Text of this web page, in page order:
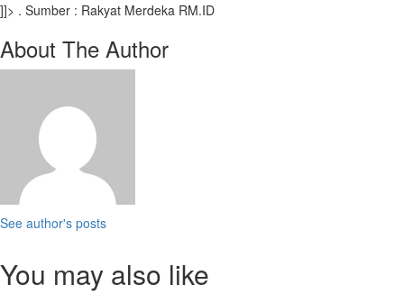
]]> . Sumber : Rakyat Merdeka RM.ID
About The Author
See author's posts
You may also like